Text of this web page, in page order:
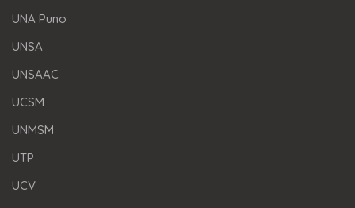
UNA Puno
UNSA
UNSAAC
UCSM
UNMSM
UTP
UCV